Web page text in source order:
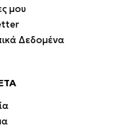
μου
Δεδομένα